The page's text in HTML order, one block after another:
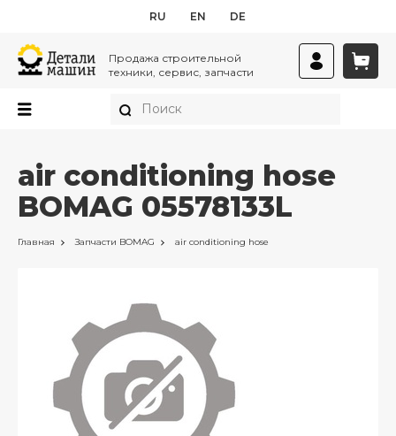
RU EN DE
Продажа строительной
техники, сервис, запчасти
air conditioning hose
BOMAG 05578133L
Главная Запчасти BOMAG air conditioning hose